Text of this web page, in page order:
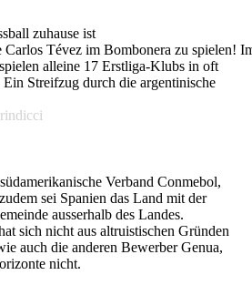
zuhause ist
Carlos Tévez im Bombonera zu spielen!
alleine 17 Erstliga-Klubs in oft
Streifzug durch die argentinische
Verband Conmebol,
sei Spanien das Land mit der
ausserhalb des Landes.
sich nicht aus altruistischen Gründen
auch die anderen Bewerber Genua,
nicht.